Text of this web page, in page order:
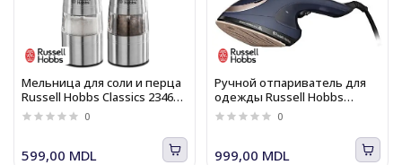
Мельница для соли и перца
Russell Hobbs Classics 23460-
56
0
599,00 MDL
Ручной отпариватель для
одежды Russell Hobbs
Steam Genie 2-в-1 28370-56
0
999,00 MDL